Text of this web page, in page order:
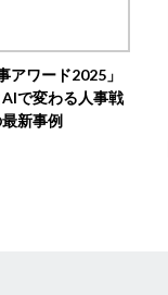
アワード2025」
で変わる人事戦
新事例